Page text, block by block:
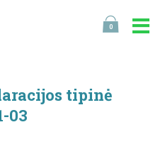
0
tipinė
03